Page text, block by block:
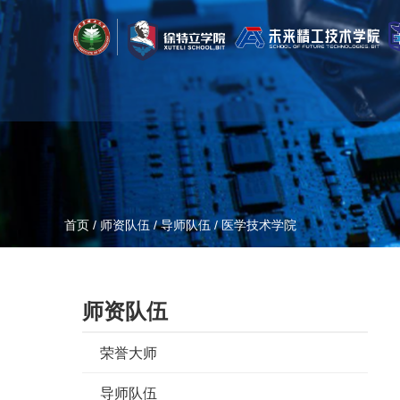
首页 /师资队伍/导师队伍/医学技术学院
师资队伍
荣誉大师
导师队伍